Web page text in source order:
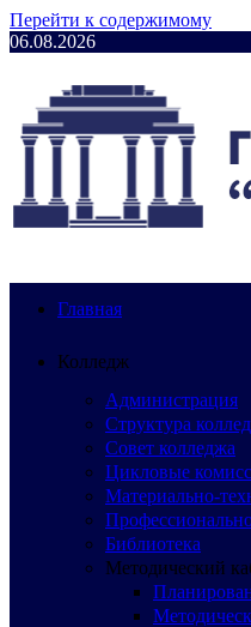
Перейти к содержимому
06.08.2026
Главная
Колледж
Администрация
Структура
Совет колледжа
Цикловые
Материально-
Библиотека
Методический